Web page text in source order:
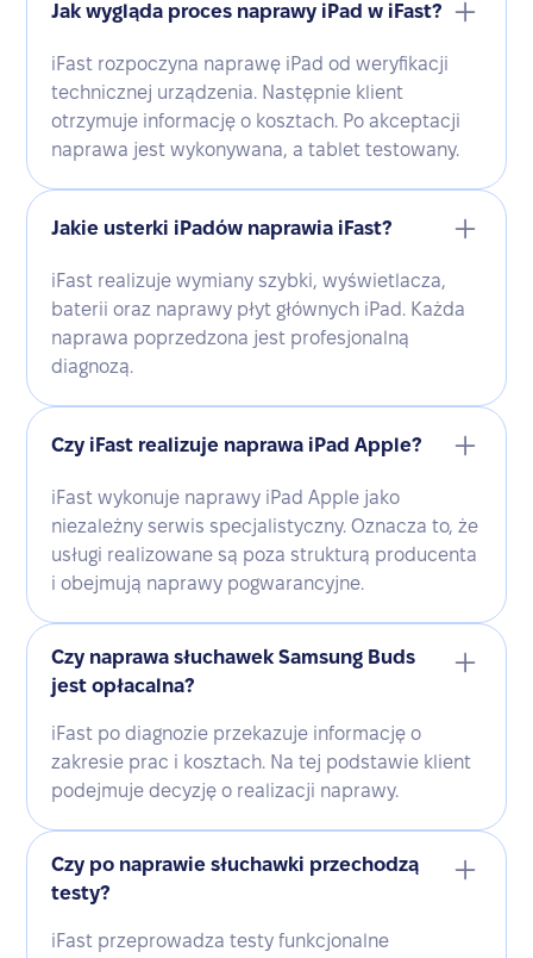
Jak wygląda proces naprawy iPad w iFast?
iFast rozpoczyna naprawę iPad od weryfikacji
technicznej urządzenia. Następnie klient
otrzymuje informację o kosztach. Po akceptacji
naprawa jest wykonywana, a tablet testowany.
Jakie usterki iPadów naprawia iFast?
iFast realizuje wymiany szybki, wyświetlacza,
baterii oraz naprawy płyt głównych iPad. Każda
naprawa poprzedzona jest profesjonalną
diagnozą.
Czy iFast realizuje naprawa iPad Apple?
iFast wykonuje naprawy iPad Apple jako
niezależny serwis specjalistyczny. Oznacza to, że
usługi realizowane są poza strukturą producenta
i obejmują naprawy pogwarancyjne.
Czy naprawa słuchawek Samsung Buds
jest opłacalna?
iFast po diagnozie przekazuje informację o
zakresie prac i kosztach. Na tej podstawie klient
podejmuje decyzję o realizacji naprawy.
Czy po naprawie słuchawki przechodzą
testy?
iFast przeprowadza testy funkcjonalne